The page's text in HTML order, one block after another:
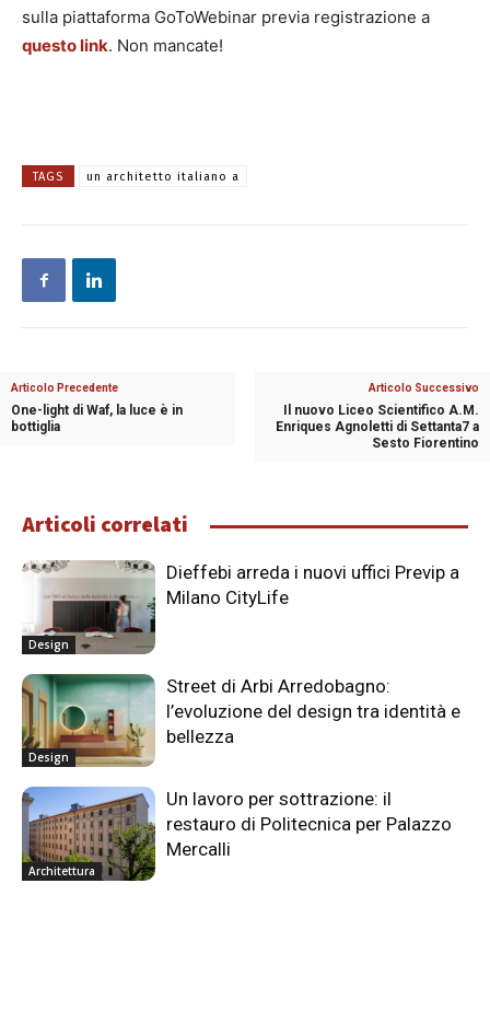
sulla piattaforma GoToWebinar previa registrazione a
questo link. Non mancate!
TAGS un architetto italiano a
Articolo Precedente
One-light di Waf, la luce è in
bottiglia
Articolo Successivo
Il nuovo Liceo Scientifico A.M.
Enriques Agnoletti di Settanta7 a
Sesto Fiorentino
Articoli correlati
Design
Dieffebi arreda i nuovi uffici Previp a
Milano CityLife
Design
Street di Arbi Arredobagno:
l’evoluzione del design tra identità e
bellezza
Architettura
Un lavoro per sottrazione: il
restauro di Politecnica per Palazzo
Mercalli